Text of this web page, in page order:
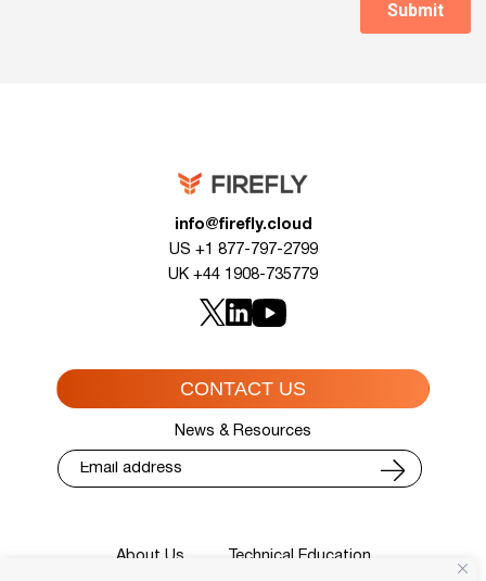
info@firefly.cloud
US +1 877-797-2799
UK +44 1908-735779
CONTACT US
News & Resources
About Us
Technical Education